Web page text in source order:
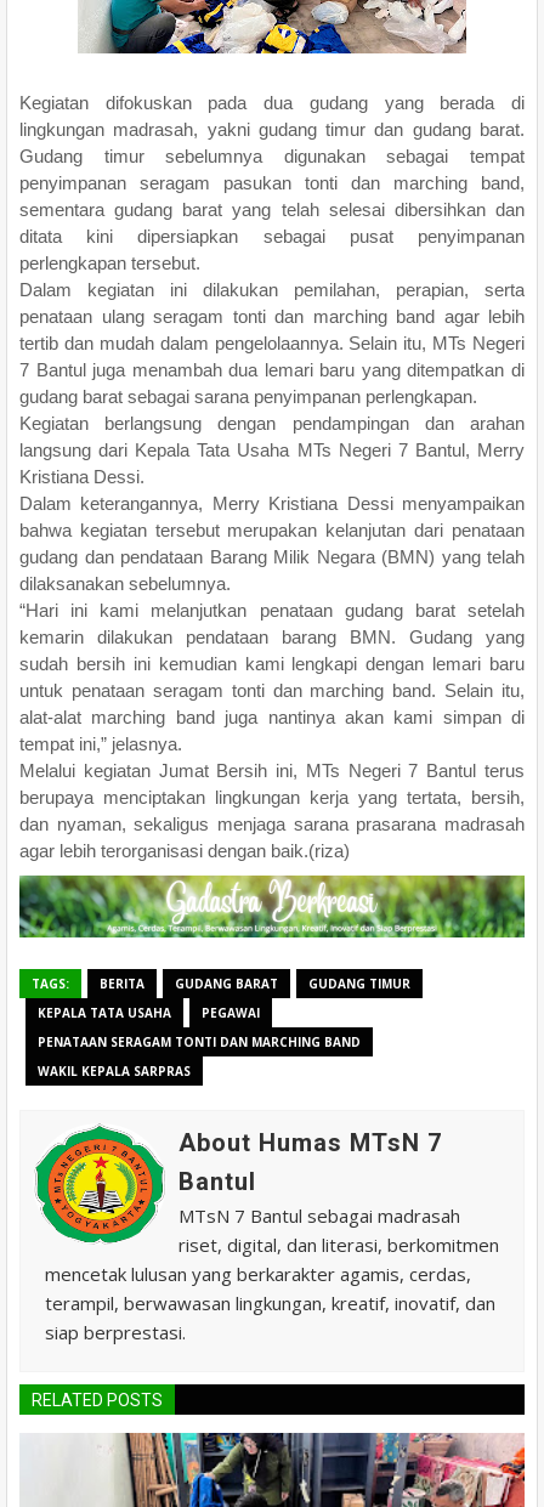
Kegiatan difokuskan pada dua gudang yang berada di
lingkungan madrasah, yakni gudang timur dan gudang barat.
Gudang timur sebelumnya digunakan sebagai tempat
penyimpanan seragam pasukan tonti dan marching band,
sementara gudang barat yang telah selesai dibersihkan dan
ditata kini dipersiapkan sebagai pusat penyimpanan
perlengkapan tersebut.
Dalam kegiatan ini dilakukan pemilahan, perapian, serta
penataan ulang seragam tonti dan marching band agar lebih
tertib dan mudah dalam pengelolaannya. Selain itu, MTs Negeri
7 Bantul juga menambah dua lemari baru yang ditempatkan di
gudang barat sebagai sarana penyimpanan perlengkapan.
Kegiatan berlangsung dengan pendampingan dan arahan
langsung dari Kepala Tata Usaha MTs Negeri 7 Bantul, Merry
Kristiana Dessi.
Dalam keterangannya, Merry Kristiana Dessi menyampaikan
bahwa kegiatan tersebut merupakan kelanjutan dari penataan
gudang dan pendataan Barang Milik Negara (BMN) yang telah
dilaksanakan sebelumnya.
“Hari ini kami melanjutkan penataan gudang barat setelah
kemarin dilakukan pendataan barang BMN. Gudang yang
sudah bersih ini kemudian kami lengkapi dengan lemari baru
untuk penataan seragam tonti dan marching band. Selain itu,
alat-alat marching band juga nantinya akan kami simpan di
tempat ini,” jelasnya.
Melalui kegiatan Jumat Bersih ini, MTs Negeri 7 Bantul terus
berupaya menciptakan lingkungan kerja yang tertata, bersih,
dan nyaman, sekaligus menjaga sarana prasarana madrasah
agar lebih terorganisasi dengan baik.(riza)
TAGS: BERITA GUDANG BARAT
GUDANG TIMUR
KEPALA TATA USAHA
PEGAWAI
PENATAAN SERAGAM TONTI DAN MARCHING BAND
WAKIL KEPALA SARPRAS
About Humas MTsN 7
Bantul
MTsN 7 Bantul sebagai madrasah
riset, digital, dan literasi, berkomitmen
mencetak lulusan yang berkarakter agamis, cerdas,
terampil, berwawasan lingkungan, kreatif, inovatif, dan
siap berprestasi.
RELATED POSTS